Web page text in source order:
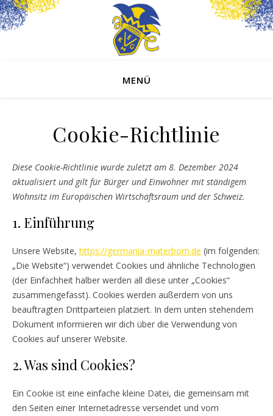
MENÜ
Cookie-Richtlinie
Diese Cookie-Richtlinie wurde zuletzt am 8. Dezember 2024
aktualisiert und gilt für Bürger und Einwohner mit ständigem
Wohnsitz im Europäischen Wirtschaftsraum und der Schweiz.
1. Einführung
Unsere Website, https://germania-materborn.de (im folgenden:
„Die Website“) verwendet Cookies und ähnliche Technologien
(der Einfachheit halber werden all diese unter „Cookies“
zusammengefasst). Cookies werden außerdem von uns
beauftragten Drittparteien platziert. In dem unten stehendem
Dokument informieren wir dich über die Verwendung von
Cookies auf unserer Website.
2. Was sind Cookies?
Ein Cookie ist eine einfache kleine Datei, die gemeinsam mit
den Seiten einer Internetadresse versendet und vom